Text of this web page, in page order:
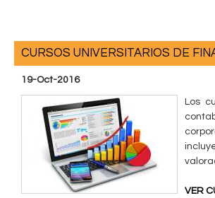
CURSOS UNIVERSITARIOS DE
19-Oct-2016
Los
VER